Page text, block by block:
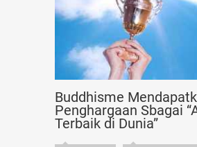
Buddhisme
Penghargaan Sbagai
Terbaik di Dunia”